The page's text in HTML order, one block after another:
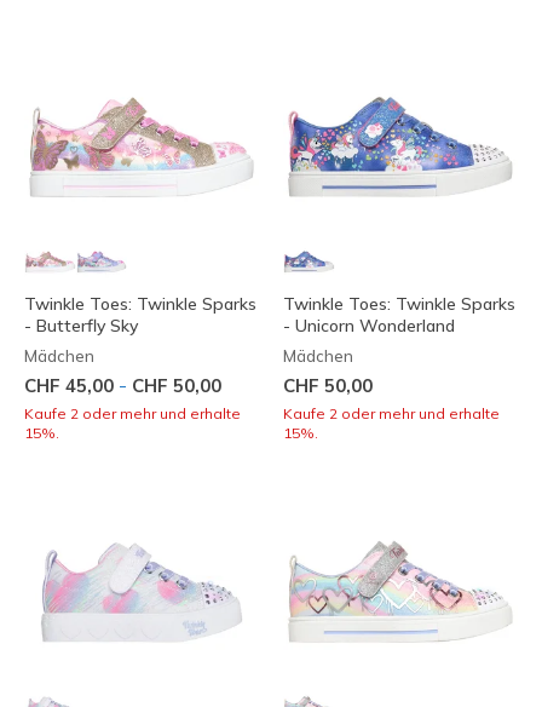
Twinkle Toes: Twinkle Sparks
- Butterfly Sky
Mädchen
CHF 45,00 - CHF 50,00
Kaufe 2 oder mehr und erhalte
15%.
Twinkle Toes: Twinkle Sparks
- Unicorn Wonderland
Mädchen
CHF 50,00
Kaufe 2 oder mehr und erhalte
15%.